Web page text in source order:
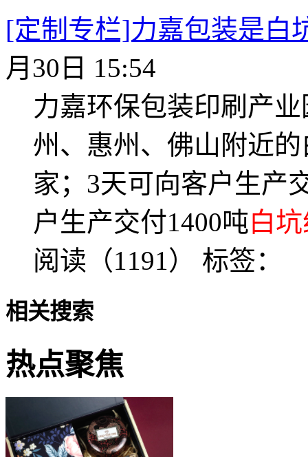
[定制专栏]力嘉包装是白
月30日 15:54
力嘉环保包装印刷产
州、惠州、佛山附近
家；3天可向客户生产
户生产交付1400吨白
阅读（1191） 标签：
相关搜索
热点聚焦